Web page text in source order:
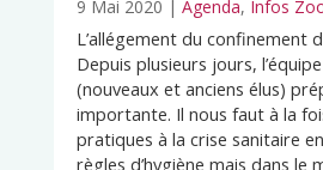
9 Mai 2020 | Agenda, Infos
L’allégement du confinement
Depuis plusieurs jours,
(nouveaux et anciens élus)
importante. Il nous faut à la
pratiques à la crise sanitaire
règles d’hygiène mais dans le